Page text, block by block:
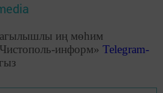
иң мөһим
информ» Telegram-